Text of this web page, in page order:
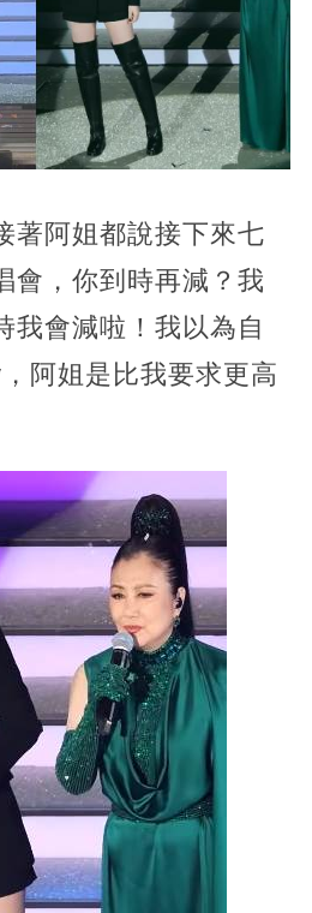
著阿姐都說接下來七
會，你到時再減？我
我會減啦！我以為自
阿姐是比我要求更高